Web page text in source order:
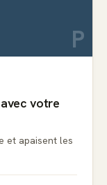
P
votre
et apaisent les